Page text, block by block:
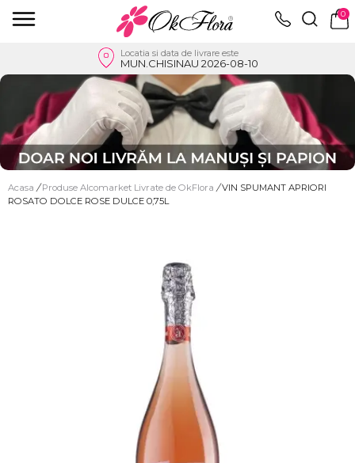
0
Locatia si data de livrare este
MUN.CHISINAU 2026-08-10
Acasa / Produse Alcomarket Livrate de OkFlora / VIN SPUMANT APRIORI
ROSATO DOLCE ROSE DULCE 0,75L